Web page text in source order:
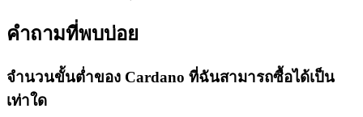
คำถามที่พบบ่อย
จำนวนขั้นต่ำของ Cardano ที่ฉันสามารถซื้อได้เป็น
เท่าใด